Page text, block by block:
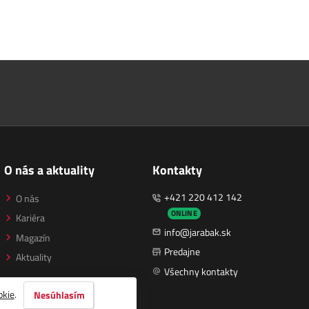
O nás a aktuality
O nás
Kariéra
Magazín
Aktuality
Kontakty
+421 220 412 142
ONLINE
info@jarabak.sk
Predajne
Všechny kontakty
. Nesúhlasím